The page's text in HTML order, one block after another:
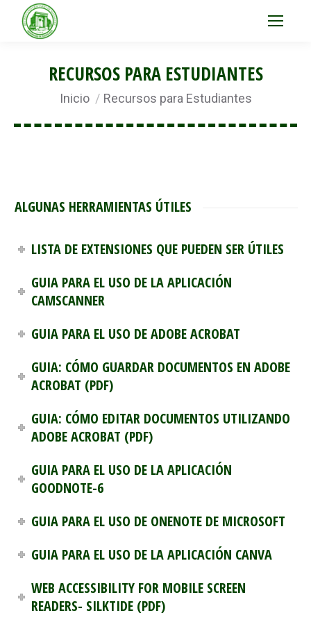
RECURSOS PARA ESTUDIANTES
Estás aquí:
Inicio Recursos para Estudiantes
ALGUNAS HERRAMIENTAS ÚTILES
LISTA DE EXTENSIONES QUE PUEDEN SER ÚTILES
GUIA PARA EL USO DE LA APLICACIÓN
CAMSCANNER
GUIA PARA EL USO DE ADOBE ACROBAT
GUIA: CÓMO GUARDAR DOCUMENTOS EN ADOBE
ACROBAT (PDF)
GUIA: CÓMO EDITAR DOCUMENTOS UTILIZANDO
ADOBE ACROBAT (PDF)
GUIA PARA EL USO DE LA APLICACIÓN
GOODNOTE-6
GUIA PARA EL USO DE ONENOTE DE MICROSOFT
GUIA PARA EL USO DE LA APLICACIÓN CANVA
WEB ACCESSIBILITY FOR MOBILE SCREEN
READERS- SILKTIDE (PDF)